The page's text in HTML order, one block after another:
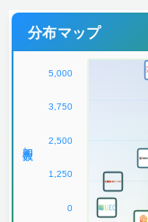
分布マップ
5,000
3,750
2,500
1,250
0